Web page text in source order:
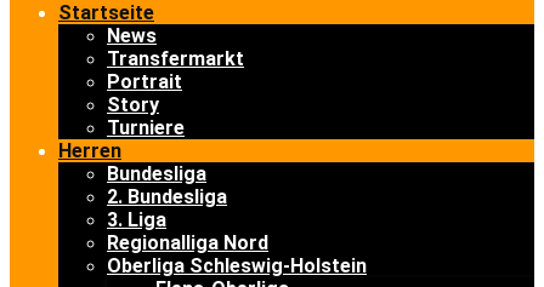
Startseite
News
Transfermarkt
Portrait
Story
Turniere
Herren
Bundesliga
2. Bundesliga
3. Liga
Regionalliga Nord
Oberliga Schleswig-Holstein